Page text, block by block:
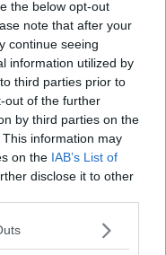
the below opt-out
note that after your
continue seeing
information utilized by
third parties prior to
out of the further
by third parties on the
This information may
on the IAB’s List of
disclose it to other
one or more Google
flera tjänster
mycket